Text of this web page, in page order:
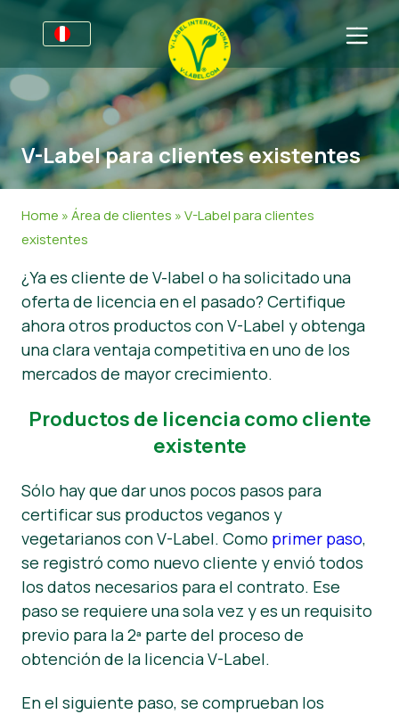
Por negocios
Información para productores
V-Label Webinars
Beneficios
Criterios V-Label
Resources
Certifique con V-Label
Sectores
Información general
Alimentación
Cosméticos y productos de limpieza
No Alimentos
Gastronomía
FAQ
Para las consumidores
Información general
Productos Certificados
Acerca de nosotros
Sobre nosotros
Contacto
Certifique con V-Label
Informar de un mal uso
Noticias
V-Label para clientes existentes
Home »Área de clientes »V-Label para clientes
existentes
¿Ya es cliente de V-label o ha solicitado una
oferta de licencia en el pasado? Certifique
ahora otros productos con V-Label y obtenga
una clara ventaja competitiva en uno de los
mercados de mayor crecimiento.
Productos de licencia como cliente
existente
Sólo hay que dar unos pocos pasos para
certificar sus productos veganos y
vegetarianos con V-Label. Como primer paso,
se registró como nuevo cliente y envió todos
los datos necesarios para el contrato. Ese
paso se requiere una sola vez y es un requisito
previo para la 2ª parte del proceso de
obtención de la licencia V-Label.
En el siguiente paso, se comprueban los